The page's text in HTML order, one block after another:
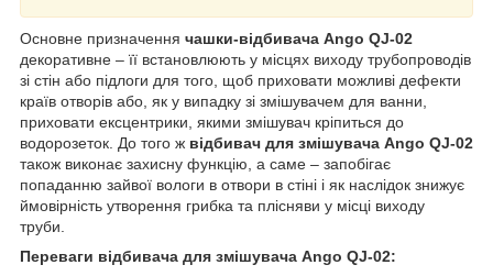
Основне призначення чашки-відбивача Ango QJ-02
декоративне – її встановлюють у місцях виходу трубопроводів
зі стін або підлоги для того, щоб приховати можливі дефекти
країв отворів або, як у випадку зі змішувачем для ванни,
приховати ексцентрики, якими змішувач кріпиться до
водорозеток. До того ж відбивач для змішувача Ango QJ-02
також виконає захисну функцію, а саме – запобігає
попаданню зайвої вологи в отвори в стіні і як наслідок знижує
ймовірність утворення грибка та плісняви у місці виходу
труби.
Переваги відбивача для змішувача Ango QJ-02: